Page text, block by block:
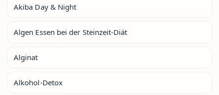
Akiba Day & Night
Algen Essen bei der Steinzeit-Diät
Alginat
Alkohol-Detox